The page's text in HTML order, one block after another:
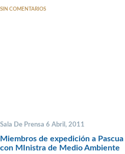
SIN COMENTARIOS
Sala De Prensa 6 Abril, 2011
Miembros de expedición a
con MInistra de Medio Ambiente